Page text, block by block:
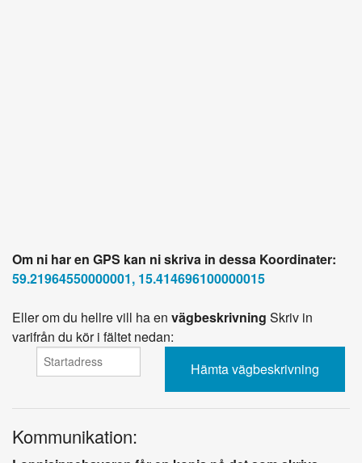
Om ni har en GPS kan ni skriva in dessa Koordinater:
59.21964550000001, 15.414696100000015
Eller om du hellre vill ha en vägbeskrivning Skriv in
varifrån du kör i fältet nedan:
Kommunikation: